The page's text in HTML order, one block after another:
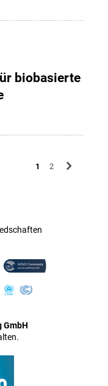
biobasierte
1 2
GmbH